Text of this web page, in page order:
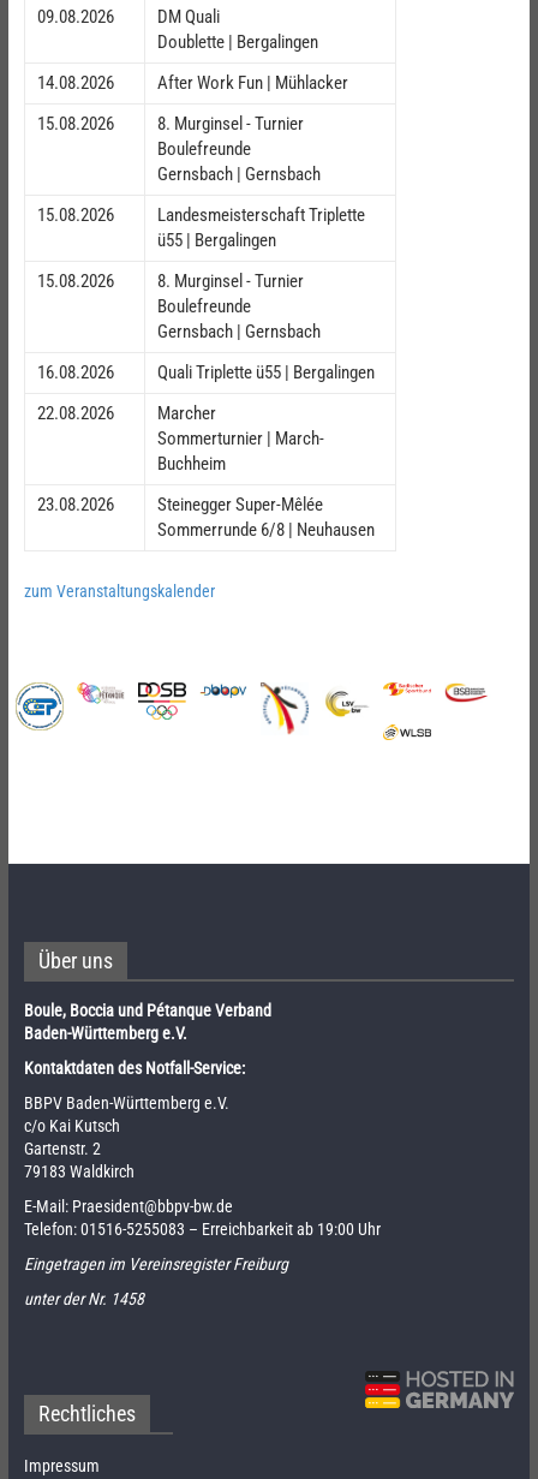
09.08.2026
DM Quali
Doublette | Bergalingen
14.08.2026
After Work Fun | Mühlacker
15.08.2026
8. Murginsel - Turnier
Boulefreunde
Gernsbach | Gernsbach
15.08.2026
Landesmeisterschaft Triplette
ü55 | Bergalingen
15.08.2026
8. Murginsel - Turnier
Boulefreunde
Gernsbach | Gernsbach
16.08.2026
Quali Triplette ü55 | Bergalingen
22.08.2026
Marcher
Sommerturnier | March-
Buchheim
23.08.2026
Steinegger Super-Mêlée
Sommerrunde 6/8 | Neuhausen
zum Veranstaltungskalender
Über uns
Boule, Boccia und Pétanque Verband
Baden-Württemberg e.V.
Kontaktdaten des Notfall-Service:
BBPV Baden-Württemberg e.V.
c/o Kai Kutsch
Gartenstr. 2
79183 Waldkirch
E-Mail: Praesident@bbpv-bw.de
Telefon:01516-5255083 – Erreichbarkeit ab 19:00 Uhr
Eingetragen im Vereinsregister Freiburg
unter der Nr. 1458
Rechtliches
Impressum